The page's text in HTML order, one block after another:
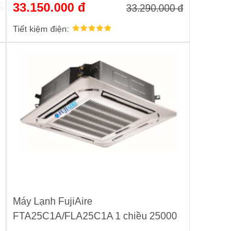
33.150.000 đ 33.290.000 đ
Tiết kiệm điện:
Máy Lạnh FujiAire
FTA25C1A/FLA25C1A 1 chiều 25000